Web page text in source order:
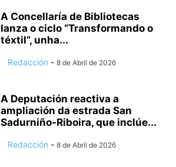
A Concellaría de Bibliotecas
lanza o ciclo “Transformando o
téxtil”, unha...
Redacción - 8 de Abril de 2026
A Deputación reactiva a
ampliación da estrada San
Sadurniño-Riboira, que inclúe...
Redacción - 8 de Abril de 2026